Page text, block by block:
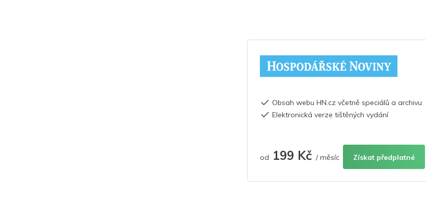
Obsah webu HN.cz včetně speciálů a archivu
Elektronická verze tištěných vydání
od 199 Kč / měsíc Získat předplatné